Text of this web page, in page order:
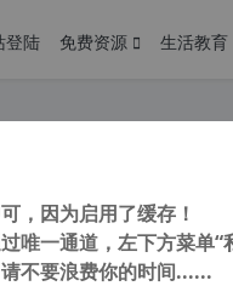
登陆 免费资源 生活教育
2459 汉化中文版
由于网站空间位于国
，因为启用了缓存！
唯一通道，左下方菜单“
不要浪费你的时间......